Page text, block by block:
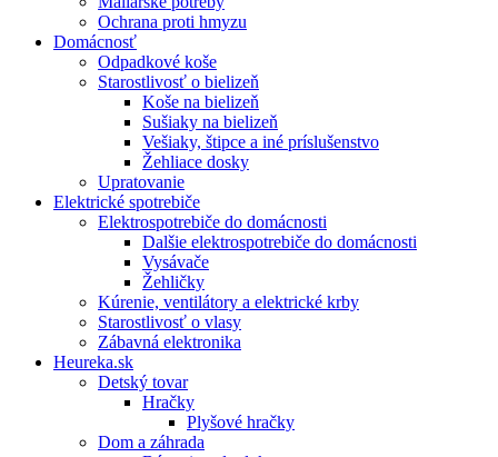
Ochrana proti hmyzu
Domácnosť
Odpadkové koše
Starostlivosť o bielizeň
Koše na bielizeň
Sušiaky na bielizeň
Vešiaky, štipce a iné príslušenstvo
Žehliace dosky
Upratovanie
Elektrické spotrebiče
Elektrospotrebiče do domácnosti
Dalšie elektrospotrebiče do domácnosti
Vysávače
Žehličky
Kúrenie, ventilátory a elektrické krby
Starostlivosť o vlasy
Zábavná elektronika
Heureka.sk
Detský tovar
Hračky
Plyšové hračky
Dom a záhrada